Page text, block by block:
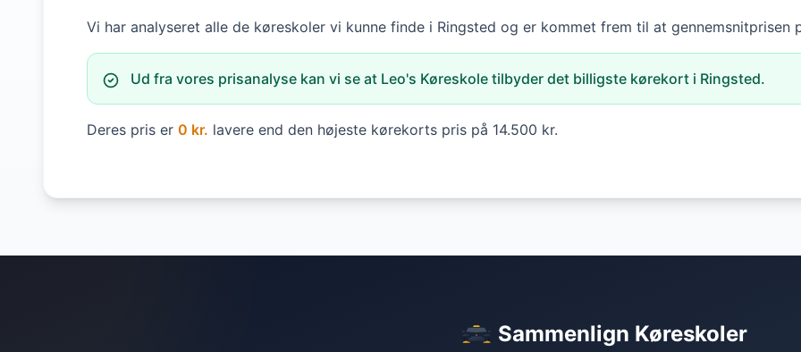
Vi har analyseret alle de køreskoler vi kunne finde i Ringsted og er kommet frem til at
Ud fra vores prisanalyse kan vi se at Leo's Køreskole tilbyder det billigste kørekort i Ringsted.
Deres pris er 0 kr. lavere end den højeste kørekorts pris på 14.500 kr.
Sammenlign Køreskoler